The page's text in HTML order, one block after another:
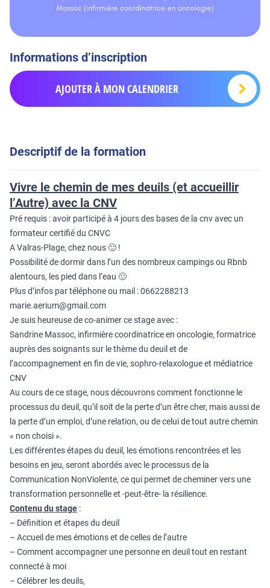
Informations d’inscription
AJOUTER À MON CALENDRIER
Descriptif de la formation
Vivre le chemin de mes deuils (et accueillir
l’Autre) avec la CNV
Pré requis : avoir participé à 4 jours des bases de la cnv avec un
formateur certifié du CNVC
A Valras-Plage, chez nous 🙂 !
Possibilité de dormir dans l’un des nombreux campings ou Rbnb
alentours, les pied dans l’eau 🙂
Plus d’infos par téléphone ou mail : 0662288213
marie.aerium@gmail.com
Je suis heureuse de co-animer ce stage avec :
Sandrine Massoc, infirmière coordinatrice en oncologie, formatrice
auprès des soignants sur le thème du deuil et de
l’accompagnement en fin de vie, sophro-relaxologue et médiatrice
CNV
Au cours de ce stage, nous découvrons comment fonctionne le
processus du deuil, qu’il soit de la perte d’un être cher, mais aussi de
la perte d’un emploi, d’une relation, ou de celui de tout autre chemin
« non choisi ».
Les différentes étapes du deuil, les émotions rencontrées et les
besoins en jeu, seront abordés avec le processus de la
Communication NonViolente, ce qui permet de cheminer vers une
transformation personnelle et -peut-être- la résilience.
Contenu du stage :
– Définition et étapes du deuil
– Accueil de mes émotions et de celles de l’autre
– Comment accompagner une personne en deuil tout en restant
connecté à moi
– Célébrer les deuils,